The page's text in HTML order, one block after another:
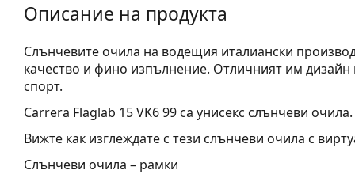
Описание на продукта
Слънчевите очила на водещия италиански
качество и фино изпълнение. Отличният им
спорт.
Carrera Flaglab 15 VK6 99са унисекс слънчеви очила.
Вижте как изглеждате с тези слънчеви очила с
Слънчеви очила – рамки